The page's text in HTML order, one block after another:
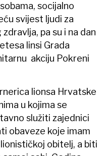
socijalno
svijest ljudi za
pa su i na dan
linsi Grada
akciju Pokreni
lionsa Hrvatske
u kojima se
služiti zajednici
obaveze koje imam
obitelj, a biti